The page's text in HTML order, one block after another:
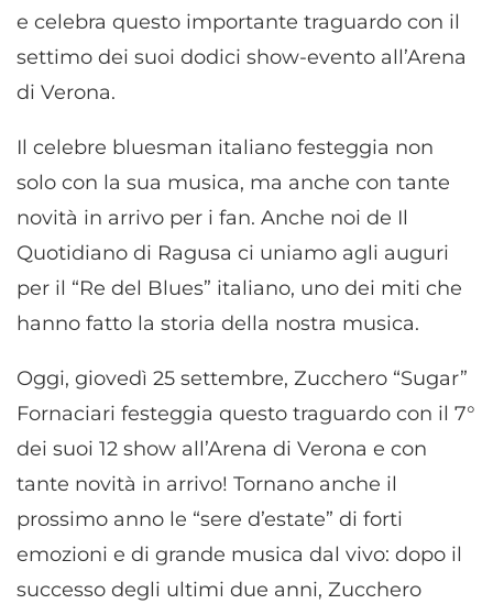
e celebra questo importante traguardo con il
settimo dei suoi dodici show-evento all’Arena
di Verona.
Il celebre bluesman italiano festeggia non
solo con la sua musica, ma anche con tante
novità in arrivo per i fan. Anche noi de Il
Quotidiano di Ragusa ci uniamo agli auguri
per il “Re del Blues” italiano, uno dei miti che
hanno fatto la storia della nostra musica.
Oggi, giovedì 25 settembre, Zucchero “Sugar”
Fornaciari festeggia questo traguardo con il 7°
dei suoi 12 show all’Arena di Verona e con
tante novità in arrivo! Tornano anche il
prossimo anno le “sere d’estate” di forti
emozioni e di grande musica dal vivo: dopo il
successo degli ultimi due anni, Zucchero